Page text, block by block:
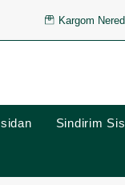
Kargom
Sindirim